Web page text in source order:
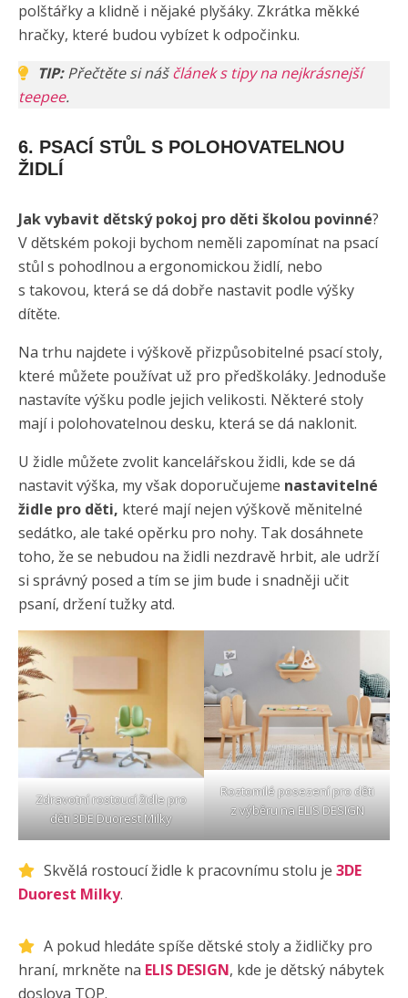
polštářky a klidně i nějaké plyšáky. Zkrátka měkké
hračky, které budou vybízet k odpočinku.
TIP:Přečtěte si náščlánek s tipy na nejkrásnejší
teepee.
6. PSACÍ STŮL S POLOHOVATELNOU
ŽIDLÍ
Jak vybavit dětský pokoj pro děti školou povinné?
V dětském pokoji bychom neměli zapomínat na psací
stůl s pohodlnou a ergonomickou židlí, nebo
s takovou, která se dá dobře nastavit podle výšky
dítěte.
Na trhu najdete i výškově přizpůsobitelné psací stoly,
které můžete používat už pro předškoláky. Jednoduše
nastavíte výšku podle jejich velikosti. Některé stoly
mají i polohovatelnou desku, která se dá naklonit.
U židle můžete zvolit kancelářskou židli, kde se dá
nastavit výška, my však doporučujeme nastavitelné
židle pro děti, které mají nejen výškově měnitelné
sedátko, ale také opěrku pro nohy. Tak dosáhnete
toho, že se nebudou na židli nezdravě hrbit, ale udrží
si správný posed a tím se jim bude i snadněji učit
psaní, držení tužky atd.
Zdravotní rostoucí židle pro
děti3DE Duorest Milky
Roztomilé posezení pro děti
z výběru naELIS DESIGN
Skvělá rostoucí židle k pracovnímu stolu je 3DE
Duorest Milky.
A pokud hledáte spíše dětské stoly a židličky pro
hraní, mrkněte na ELIS DESIGN, kde je dětský nábytek
doslova TOP.